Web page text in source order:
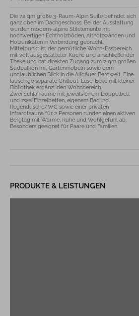
Die 72 qm große 3-Raum-Alpin Suite befindet sich
ganz oben im Dachgeschoss. Bei der Ausstattung
wurden modern-alpine Stilelemente mit
hochwertigen Echtholzböden, Altholzwänden und
Holzunikaten in Verbindung gebracht.
Mittelpunkt ist der gemütliche Wohn-Essbereich
mit voll ausgestatteter Küche und anschließender
Theke und hat direkten Zugang zum 7 qm großen
Südbalkon mit Gartenmöbeln sowie dem
unglaublichen Blick in die Allgäuer Bergwelt. Eine
lauschige separate Chillout-Lese-Ecke mit kleiner
Bibliothek ergänzt den Wohnbereich.
Zwei Schlafräume mit jeweils einem Doppelbett
und zwei Einzelbetten, eigenem Bad incl.
Regendusche/WC sowie einer privaten
Infrarotsauna für 2 Personen runden einen aktiven
Bergtag mit Wärme, Ruhe und Wohlgefühl ab.
Besonders geeignet für Paare und Familien.
PRODUKTE & LEISTUNGEN